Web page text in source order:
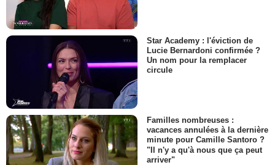
Star Academy : l'éviction de
Lucie Bernardoni confirmée ?
Un nom pour la remplacer
circule
Familles nombreuses :
vacances annulées à la dernière
minute pour Camille Santoro ?
"Il n'y a qu'à nous que ça peut
arriver"